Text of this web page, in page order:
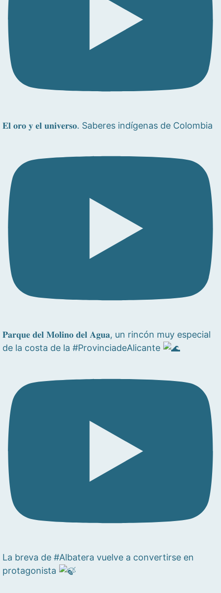
𝐄𝐥 𝐨𝐫𝐨 𝐲 𝐞𝐥 𝐮𝐧𝐢𝐯𝐞𝐫𝐬𝐨. Saberes indígenas de Colombia
𝐏𝐚𝐫𝐪𝐮𝐞 𝐝𝐞𝐥 𝐌𝐨𝐥𝐢𝐧𝐨 𝐝𝐞𝐥 𝐀𝐠𝐮𝐚, un rincón muy especial
de la costa de la #ProvinciadeAlicante
La breva de #Albatera vuelve a convertirse en
protagonista